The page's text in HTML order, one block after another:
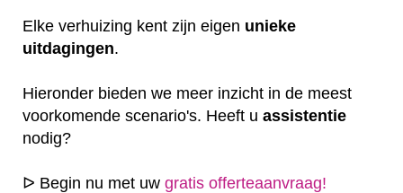
Elke verhuizing kent zijn eigen unieke
uitdagingen.
Hieronder bieden we meer inzicht in de meest
voorkomende scenario's. Heeft u assistentie
nodig?
ᐅ Begin nu met uw gratis offerteaanvraag!